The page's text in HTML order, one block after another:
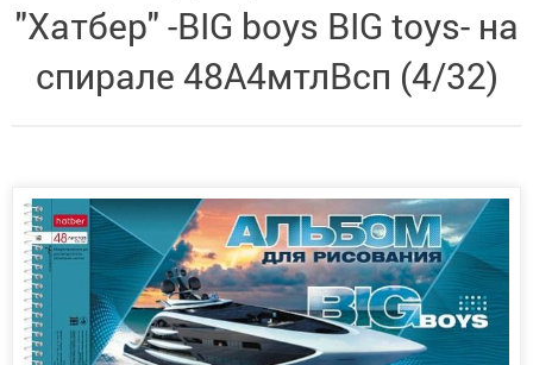
"Хатбер" -BIG boys BIG toys- на
спирале 48А4мтлВсп (4/32)